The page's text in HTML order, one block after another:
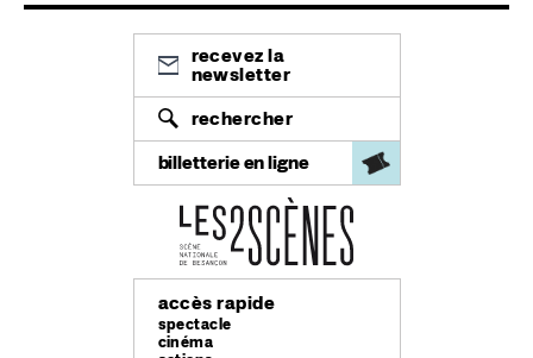
recevez la
newsletter
rechercher
billetterie en ligne
accès rapide
spectacle
cinéma